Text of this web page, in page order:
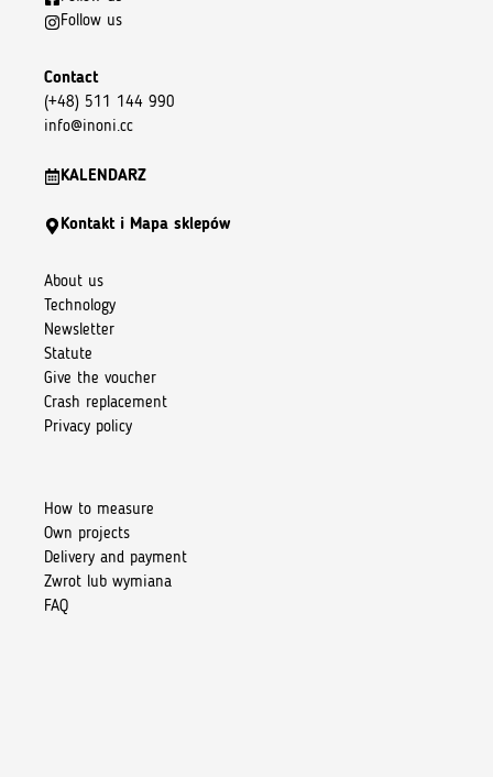
Follow us
Contact
(+48) 511 144 990
info@inoni.cc
KALENDARZ
Kontakt i Mapa sklepów
About us
Technology
Newsletter
Statute
Give the voucher
Crash replacement
Privacy policy
How to measure
Own projects
Delivery and payment
Zwrot lub wymiana
FAQ